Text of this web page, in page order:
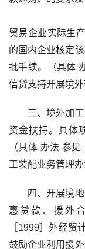
贸易企业实际生
的国内企业核定
批手续。（具体
信贷支持开展境
三、境外加工
资金扶持。具体
（具体 办法 参
工装配业务管理办
四、开展境地
惠贷款、援外
［1999］外经贸
鼓励企业利用援